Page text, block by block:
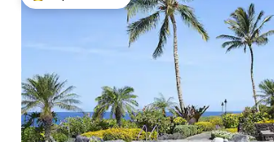
गेस्ट्स का टॉप फ़ेवरेट